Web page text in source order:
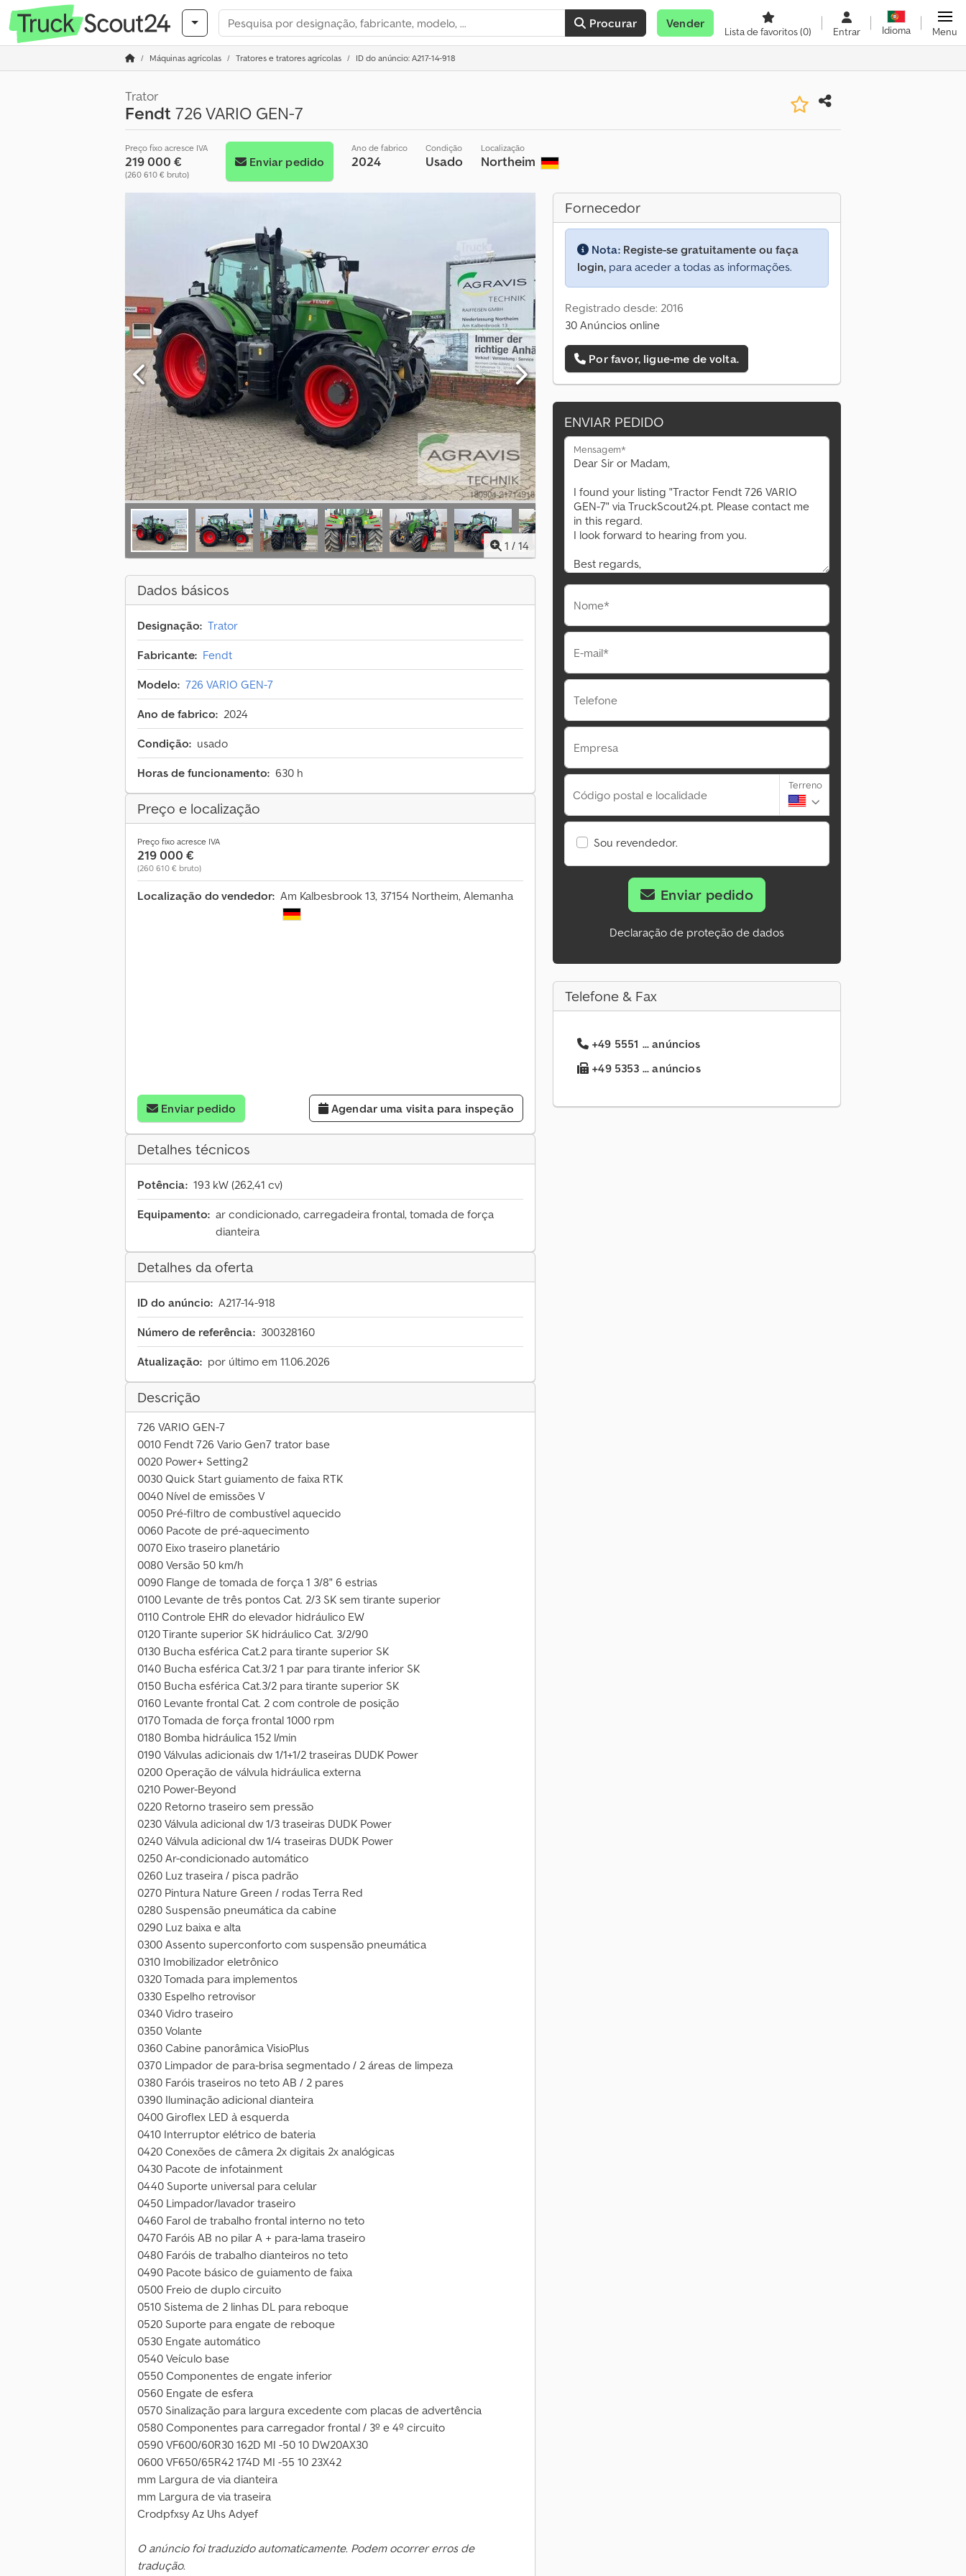
Procurar Vender
Lista de favoritos(0) Entrar Idioma Menu
Máquinas agrícolas Tratores e tratores agrícolas ID do anúncio: A217-14-918
Trator
Fendt726 VARIO GEN-7
Preço fixo acresce IVA
219 000 €
(260 610 € bruto)
Enviar pedido
Ano de fabrico
2024
Condição
Usado
Localização
Northeim
1 / 14
Dados básicos
Designação: Trator
Fabricante: Fendt
Modelo: 726 VARIO GEN-7
Ano de fabrico: 2024
Condição: usado
Horas de funcionamento: 630 h
Preço e localização
Preço fixo acresce IVA
219 000 €
(260 610 € bruto)
Localização do vendedor: Am Kalbesbrook 13, 37154 Northeim, Alemanha
Enviar pedido Agendar uma visita para inspeção
Detalhes técnicos
Potência: 193 kW (262,41 cv)
Equipamento: ar condicionado, carregadeira frontal, tomada de força
dianteira
Detalhes da oferta
ID do anúncio: A217-14-918
Número de referência: 300328160
Atualização: por último em 11.06.2026
Descrição
726 VARIO GEN-7
0010 Fendt 726 Vario Gen7 trator base
0020 Power+ Setting2
0030 Quick Start guiamento de faixa RTK
0040 Nível de emissões V
0050 Pré-filtro de combustível aquecido
0060 Pacote de pré-aquecimento
0070 Eixo traseiro planetário
0080 Versão 50 km/h
0090 Flange de tomada de força 1 3/8" 6 estrias
0100 Levante de três pontos Cat. 2/3 SK sem tirante superior
0110 Controle EHR do elevador hidráulico EW
0120 Tirante superior SK hidráulico Cat. 3/2/90
0130 Bucha esférica Cat.2 para tirante superior SK
0140 Bucha esférica Cat.3/2 1 par para tirante inferior SK
0150 Bucha esférica Cat.3/2 para tirante superior SK
0160 Levante frontal Cat. 2 com controle de posição
0170 Tomada de força frontal 1000 rpm
0180 Bomba hidráulica 152 l/min
0190 Válvulas adicionais dw 1/1+1/2 traseiras DUDK Power
0200 Operação de válvula hidráulica externa
0210 Power-Beyond
0220 Retorno traseiro sem pressão
0230 Válvula adicional dw 1/3 traseiras DUDK Power
0240 Válvula adicional dw 1/4 traseiras DUDK Power
0250 Ar-condicionado automático
0260 Luz traseira / pisca padrão
0270 Pintura Nature Green / rodas Terra Red
0280 Suspensão pneumática da cabine
0290 Luz baixa e alta
0300 Assento superconforto com suspensão pneumática
0310 Imobilizador eletrônico
0320 Tomada para implementos
0330 Espelho retrovisor
0340 Vidro traseiro
0350 Volante
0360 Cabine panorâmica VisioPlus
0370 Limpador de para-brisa segmentado / 2 áreas de limpeza
0380 Faróis traseiros no teto AB / 2 pares
0390 Iluminação adicional dianteira
0400 Giroflex LED à esquerda
0410 Interruptor elétrico de bateria
0420 Conexões de câmera 2x digitais 2x analógicas
0430 Pacote de infotainment
0440 Suporte universal para celular
0450 Limpador/lavador traseiro
0460 Farol de trabalho frontal interno no teto
0470 Faróis AB no pilar A + para-lama traseiro
0480 Faróis de trabalho dianteiros no teto
0490 Pacote básico de guiamento de faixa
0500 Freio de duplo circuito
0510 Sistema de 2 linhas DL para reboque
0520 Suporte para engate de reboque
0530 Engate automático
0540 Veículo base
0550 Componentes de engate inferior
0560 Engate de esfera
0570 Sinalização para largura excedente com placas de advertência
0580 Componentes para carregador frontal / 3º e 4º circuito
0590 VF600/60R30 162D MI -50 10 DW20AX30
0600 VF650/65R42 174D MI -55 10 23X42
mm Largura de via dianteira
mm Largura de via traseira
Crodpfxsy Az Uhs Adyef
O anúncio foi traduzido automaticamente. Podem ocorrer erros de
tradução.
Fornecedor
Nota: Registe-se gratuitamente ou faça
login, para aceder a todas as informações.
Registrado desde: 2016
30 Anúncios online
Por favor, ligue-me de volta.
ENVIAR PEDIDO
Mensagem*
Nome*
E-mail*
Telefone
Empresa
Código postal e localidade
Terreno
Sou revendedor.
Enviar pedido
Declaração de proteção de dados
Telefone & Fax
+49 5551 ... anúncios
+49 5353 ... anúncios